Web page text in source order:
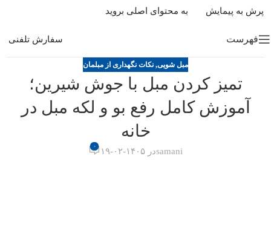
پرش به پیمایش به محتوای اصلی بروید
فهرست سفارش تلفنی
مبل شویی, نکات نگهداری از مبلمان
تمیز کردن مبل با جوش شیرین؛
آموزش کامل رفع بو و لکه مبل در
خانه
samaniدر ۱۴۰۵-۰۲-۱۹ ۰